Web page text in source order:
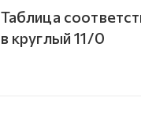
Таблица
в круглый 11/0